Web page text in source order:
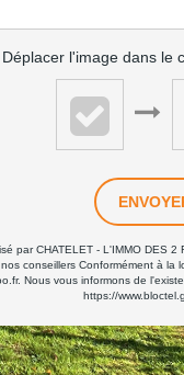
Déplacer l'image dans le
par CHATELET - L'IMMO
conseillers Conformément à
Nous vous informons de
https://